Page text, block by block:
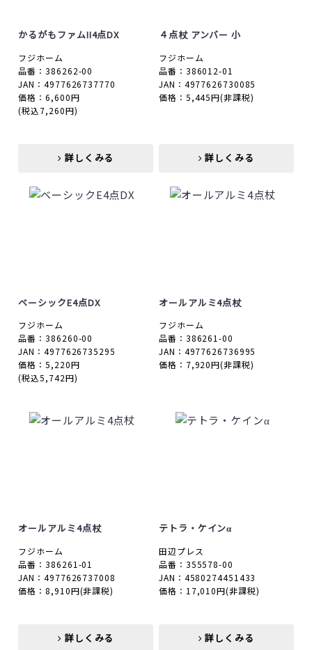
詳しくみる 詳しくみる
かるがもファムII4点DX
フジホーム
品番：386262-00
JAN：4977626737770
価格：6,600円
(税込7,260円)
詳しくみる
４点杖 アンバー 小
フジホーム
品番：386012-01
JAN：4977626730085
価格：5,445円(非課税)
詳しくみる
ベーシックE4点DX
フジホーム
品番：386260-00
JAN：4977626735295
価格：5,220円
(税込5,742円)
詳しくみる
オールアルミ4点杖
フジホーム
品番：386261-00
JAN：4977626736995
価格：7,920円(非課税)
詳しくみる
オールアルミ4点杖
フジホーム
品番：386261-01
JAN：4977626737008
価格：8,910円(非課税)
詳しくみる
テトラ・ケインα
田辺プレス
品番：355578-00
JAN：4580274451433
価格：17,010円(非課税)
詳しくみる